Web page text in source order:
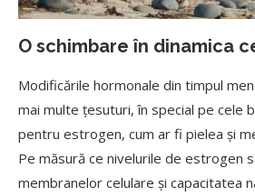
O schimbare în dinamica
Modificările hormonale din timpul
mai multe țesuturi, în special pe cele
pentru estrogen, cum ar fi pielea și
Pe măsură ce nivelurile de estrogen
membranelor celulare și capacitatea